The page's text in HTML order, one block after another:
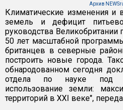
Архив
Климатические изменения и
земель и дефицит
руководства
50 лет масштабной
британцев в северные
построить новые города.
обнародованном сегодня
отдела по науке под
использование земли:
территорий в XXI веке",